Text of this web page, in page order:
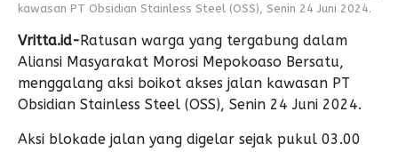
kawasan PT Obsidian Stainless Steel (OSS), Senin 24 Juni 2024.
Vritta.id-Ratusan warga yang tergabung dalam
Aliansi Masyarakat Morosi Mepokoaso Bersatu,
menggalang aksi boikot akses jalan kawasan PT
Obsidian Stainless Steel (OSS), Senin 24 Juni 2024.
Aksi blokade jalan yang digelar sejak pukul 03.00